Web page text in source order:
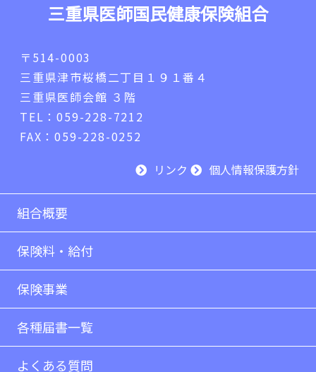
三重県医師国民健康保険組合
〒514-0003
三重県津市桜橋二丁目１９１番４
三重県医師会館 ３階
TEL：059-228-7212
FAX：059-228-0252
リンク
個人情報保護方針
組合概要
保険料・給付
保険事業
各種届書一覧
よくある質問